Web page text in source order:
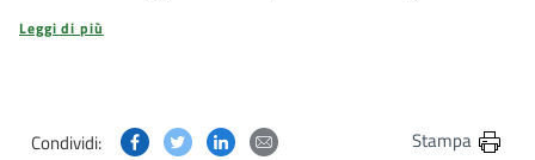
Leggi di più
Condividi: Condividi questa pagina su Facebook
Condividi questa pagina su Twitter
Condividi questa pagina su Linkedin
Condividi questa pagina via
Stampa